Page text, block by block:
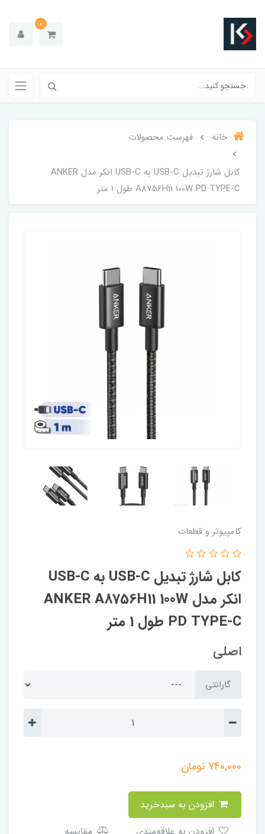
0
خانه فهرست محصولات
کابل شارژ تبدیل USB-C به USB-C انکر مدل ANKER
A8756H11 100W PD TYPE-C طول 1 متر
کامپیوتر و قطعات
کابل شارژ تبدیل USB-C به USB-C
انکر مدل ANKER A8756H11 100W
PD TYPE-C طول 1 متر
اصلی
گارانتی
740,000تومان